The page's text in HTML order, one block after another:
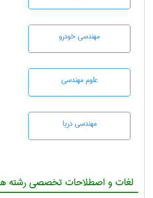
مهندسی خودرو
علوم مهندسی
مهندسی دریا
لغات و اصطلاحات تخصصی رشته